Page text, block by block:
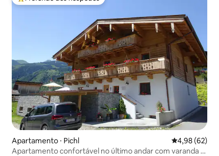
Entre os melhores preferidos dos hóspedes
Apartamento ⋅ Pichl 4,98 de uma
4,98 (62)
Apartamento confortável no último andar com varanda e